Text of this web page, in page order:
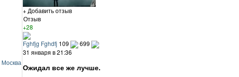
Москва
+ Добавить отзыв
Отзыв
+28
Fghfjg Fghdfj 109
699
31 января в 21:36
Ожидал все же лучше.